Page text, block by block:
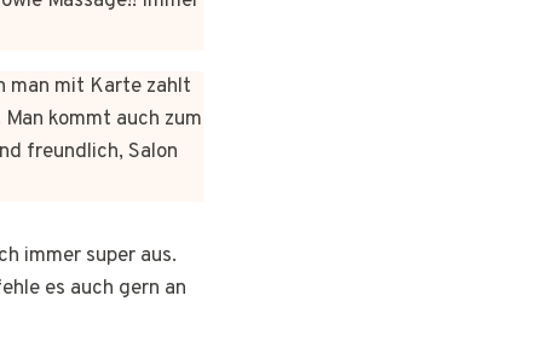
man mit Karte zahlt
kommt auch zum
freundlich, Salon
immer super aus.
es auch gern an